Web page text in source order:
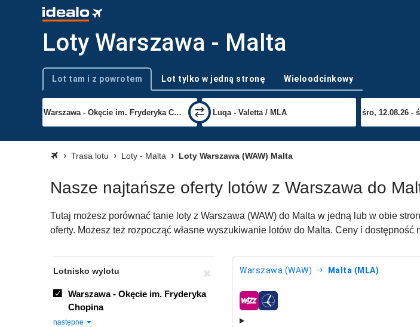
Loty Warszawa - Malta
Typ podróży
Lot tam i z powrotem Lot tylko w jedną stronę Wieloodcinkowy
Trasa lotu Loty - Malta Loty Warszawa (WAW) Malta
Nasze najtańsze oferty lotów z Warszawa do
Tutaj możesz porównać tanie loty z Warszawa (WAW) do Malta w jedną lub w obie
oferty. Możesz też rozpocząć własne wyszukiwanie lotów do Malta. Ceny i
Warszawa (WAW) Malta (MLA)
linie lotnicze
Lotnisko wylotu
Warszawa - Okęcie im. Fryderyka
Chopina
następne